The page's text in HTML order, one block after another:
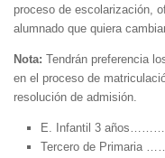
proceso de escolarización,
alumnado que quiera
Nota: Tendrán preferencia
en el proceso de
resolución de admisión.
E. Infantil 3
Tercero de